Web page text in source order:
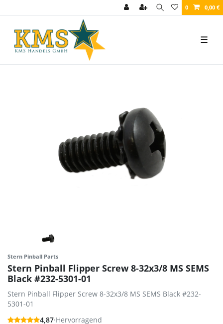
0 0,00 €
☰
Stern Pinball Parts
Stern Pinball Flipper Screw 8-32x3/8 MS SEMS
Black #232-5301-01
Stern Pinball Flipper Screw 8-32x3/8 MS SEMS Black #232-
5301-01
4,87·Hervorragend